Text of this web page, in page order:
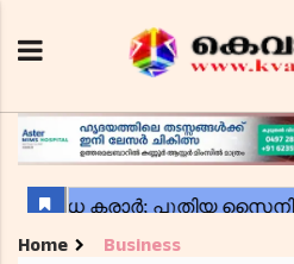
Home Business